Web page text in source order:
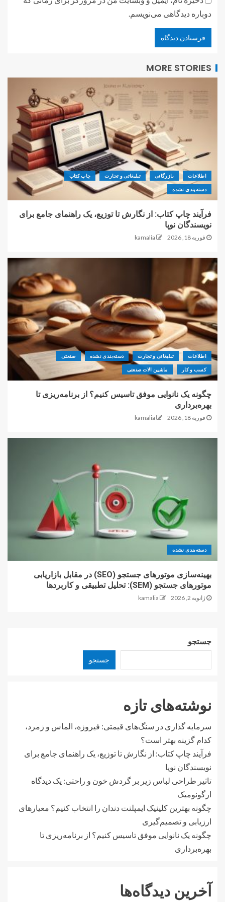
دوباره دیدگاهی می‌نویسم.
MORE STORIES
اطلاعات بازرگانی تبلیغاتی و تجارت چاپ کتاب
دسته‌بندی نشده
فرآیند چاپ کتاب: از نگارش تا توزیع، یک راهنمای جامع برای
نویسندگان نوپا
فوریه 18, 2026 kamalia
اطلاعات تبلیغاتی و تجارت دسته‌بندی نشده صنعتی
کسب و کار ماشین الات صنعتی
چگونه یک نانوایی موفق تاسیس کنیم؟ از برنامه‌ریزی تا
بهره‌برداری
فوریه 18, 2026 kamalia
دسته‌بندی نشده
بهینه‌سازی موتورهای جستجو (SEO) در مقابل بازاریابی
موتورهای جستجو (SEM): تحلیل تطبیقی و کاربردها
ژانویه 2, 2026 kamalia
جستجو
جستجو
نوشته‌های تازه
سرمایه گذاری در سنگ‌های قیمتی: فیروزه، الماس و زمرد،
کدام گزینه بهتر است؟
فرآیند چاپ کتاب: از نگارش تا توزیع، یک راهنمای جامع برای
نویسندگان نوپا
تاثیر طراحی لباس زیر بر گردش خون و راحتی: یک دیدگاه
ارگونومیک
چگونه بهترین کلینیک ایمپلنت دندان را انتخاب کنیم؟ معیارهای
ارزیابی و تصمیم‌گیری
چگونه یک نانوایی موفق تاسیس کنیم؟ از برنامه‌ریزی تا
بهره‌برداری
آخرین دیدگاه‌ها